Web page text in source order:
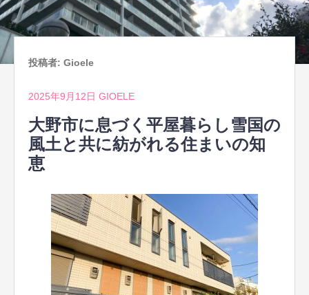
投稿者: Gioele
2025年9月12日 GIOELE
大野市に息づく平屋暮らし雪国の
風土と共に紡がれる住まいの知
恵